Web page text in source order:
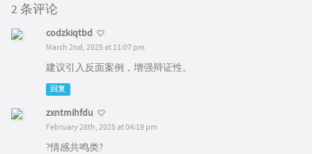
2 条评论
codzkiqtbd
March 2nd, 2025 at 11:07 pm
建议引入反面案例，增强辩证性。
回复
zxntmihfdu
February 28th, 2025 at 04:19 pm
?情感共鸣类?